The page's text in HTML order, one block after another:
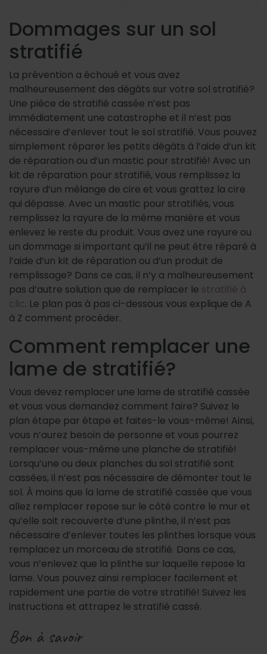
Dommages sur un sol
stratifié
La prévention a échoué et vous avez
malheureusement des dégâts sur votre sol stratifié?
Une pièce de stratifié cassée n’est pas
immédiatement une catastrophe et il n’est pas
nécessaire d’enlever tout le sol stratifié. Vous pouvez
simplement réparer les petits dégâts à l’aide d’un kit
de réparation ou d’un mastic pour stratifié! Avec un
kit de réparation pour stratifié, vous remplissez la
rayure d’un mélange de cire et vous grattez la cire
qui dépasse. Avec un mastic pour stratifiés, vous
remplissez la rayure de la même manière et vous
enlevez le reste du produit. Vous avez une rayure ou
un dommage si important qu’il ne peut être réparé à
l’aide d’un kit de réparation ou d’un produit de
remplissage? Dans ce cas, il n’y a malheureusement
pas d’autre solution que de remplacer le stratifié à
clic. Le plan pas à pas ci-dessous vous explique de A
à Z comment procéder.
Comment remplacer une
lame de stratifié?
Vous devez remplacer une lame de stratifié cassée
et vous vous demandez comment faire? Suivez le
plan étape par étape et faites-le vous-même! Ainsi,
vous n’aurez besoin de personne et vous pourrez
remplacer vous-même une planche de stratifié!
Lorsqu’une ou deux planches du sol stratifié sont
cassées, il n’est pas nécessaire de démonter tout le
sol. À moins que la lame de stratifié cassée que vous
allez remplacer repose sur le côté contre le mur et
qu’elle soit recouverte d’une plinthe, il n’est pas
nécessaire d’enlever toutes les plinthes lorsque vous
remplacez un morceau de stratifié. Dans ce cas,
vous n’enlevez que la plinthe sur laquelle repose la
lame. Vous pouvez ainsi remplacer facilement et
rapidement une partie de votre stratifié! Suivez les
instructions et attrapez le stratifié cassé.
Bon à savoir